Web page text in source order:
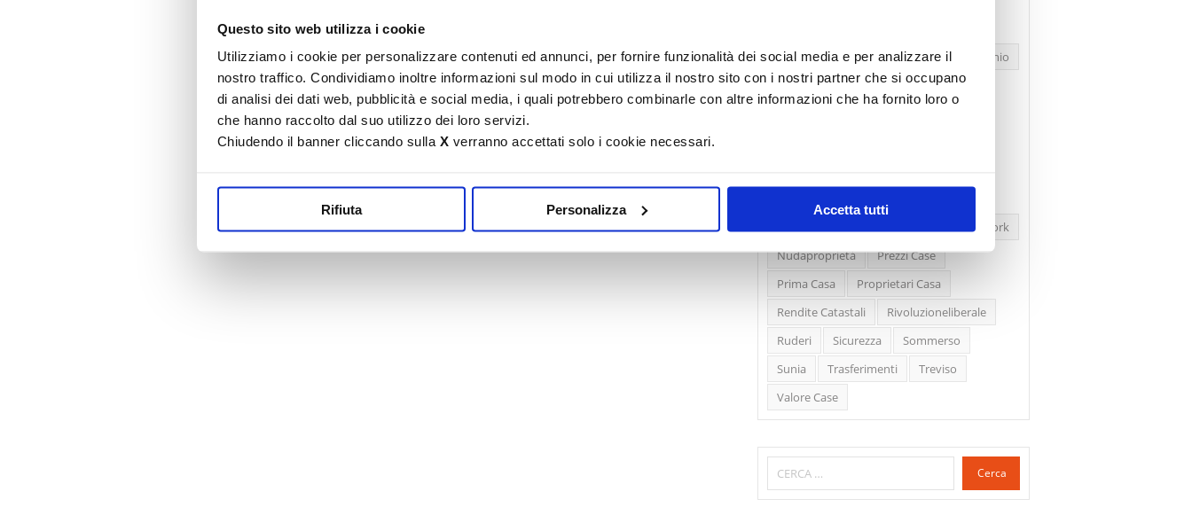
Questo sito web utilizza i cookie
Utilizziamo i cookie per personalizzare contenuti ed annunci, per fornire funzionalità dei social media e per analizzare il
nostro traffico. Condividiamo inoltre informazioni sul modo in cui utilizza il nostro sito con i nostri partner che si occupano
di analisi dei dati web, pubblicità e social media, i quali potrebbero combinarle con altre informazioni che ha fornito loro o
che hanno raccolto dal suo utilizzo dei loro servizi.
Chiudendo il banner cliccando sulla X verranno accettati solo i cookie necessari.
Rifiuta Personalizza Accetta tutti
Compravendite Immobiliari
Condominio
Confcommercio
Confedilizia.EU
New York
Nudaproprietà
Prezzi Case
Prima Casa
Proprietari Casa
Rendite Catastali
Rivoluzioneliberale
Ruderi
Sicurezza
Sommerso
Sunia
Trasferimenti
Treviso
Valore Case
Cerca